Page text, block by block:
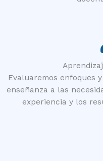
Evaluaremos enfoques
enseñanza a las
experiencia y los